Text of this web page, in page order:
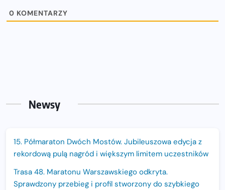
0 KOMENTARZY
Newsy
15. Półmaraton Dwóch Mostów. Jubileuszowa edycja z
rekordową pulą nagród i większym limitem uczestników
Trasa 48. Maratonu Warszawskiego odkryta.
Sprawdzony przebieg i profil stworzony do szybkiego